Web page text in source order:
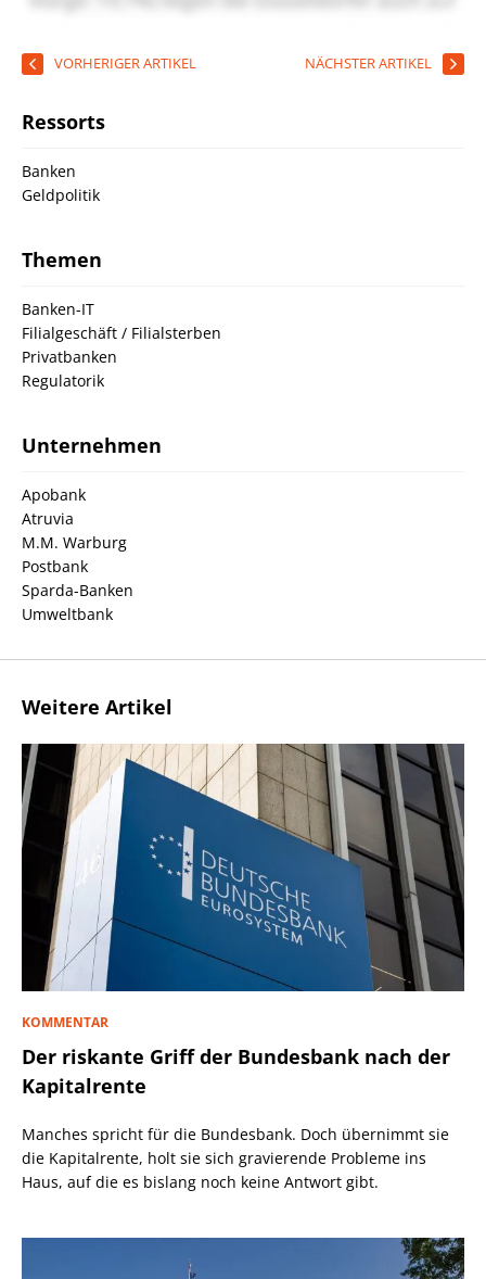
VORHERIGER ARTIKEL NÄCHSTER ARTIKEL
Ressorts
Banken
Geldpolitik
Themen
Banken-IT
Filialgeschäft / Filialsterben
Privatbanken
Regulatorik
Unternehmen
Apobank
Atruvia
M.M. Warburg
Postbank
Sparda-Banken
Umweltbank
Weitere Artikel
KOMMENTAR
Der riskante Griff der Bundesbank nach der
Kapitalrente
Manches spricht für die Bundesbank. Doch übernimmt sie
die Kapitalrente, holt sie sich gravierende Probleme ins
Haus, auf die es bislang noch keine Antwort gibt.